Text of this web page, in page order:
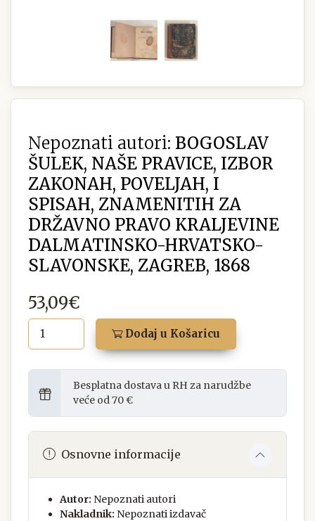
Nepoznati autori: BOGOSLAV
ŠULEK, NAŠE PRAVICE, IZBOR
ZAKONAH, POVELJAH, I
SPISAH, ZNAMENITIH ZA
DRŽAVNO PRAVO KRALJEVINE
DALMATINSKO-HRVATSKO-
SLAVONSKE, ZAGREB, 1868
53,09€
Dodaj u Košaricu
Besplatna dostava u RH za narudžbe
veće od 70 €
Osnovne informacije
Autor: Nepoznati autori
Nakladnik: Nepoznati izdavač